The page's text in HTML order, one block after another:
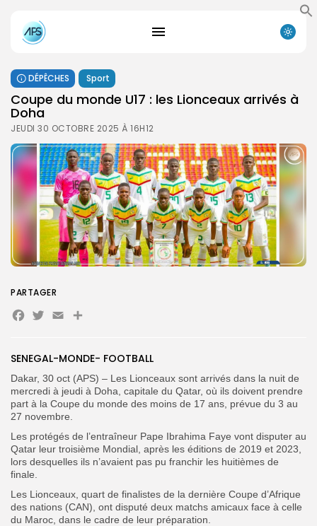
for:
Button
FR
DÉPÊCHES Sport
Coupe du monde U17 : les Lionceaux arrivés à
Doha
JEUDI 30 OCTOBRE 2025 À 16H12
SENEGAL-MONDE- FOOTBALL
Dakar, 30 oct (APS) – Les Lionceaux sont arrivés dans la nuit de
mercredi à jeudi à Doha, capitale du Qatar, où ils doivent prendre
part à la Coupe du monde des moins de 17 ans, prévue du 3 au
27 novembre.
Les protégés de l’entraîneur Pape Ibrahima Faye vont disputer au
Qatar leur troisième Mondial, après les éditions de 2019 et 2023,
lors desquelles ils n’avaient pas pu franchir les huitièmes de
finale.
Les Lionceaux, quart de finalistes de la dernière Coupe d’Afrique
des nations (CAN), ont disputé deux matchs amicaux face à celle
du Maroc, dans le cadre de leur préparation.
PARTAGER
Facebook
Twitter
Email